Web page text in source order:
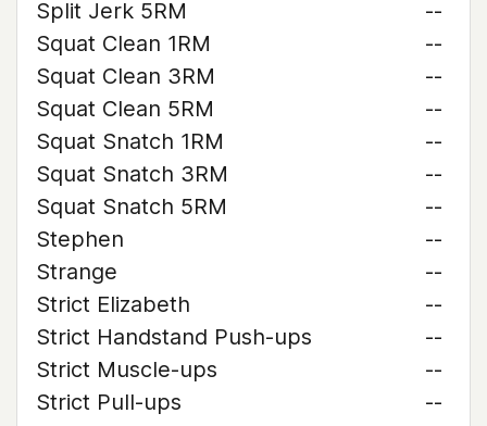
Split Jerk 5RM
--
Squat Clean 1RM
--
Squat Clean 3RM
--
Squat Clean 5RM
--
Squat Snatch 1RM
--
Squat Snatch 3RM
--
Squat Snatch 5RM
--
Stephen
--
Strange
--
Strict Elizabeth
--
Strict Handstand Push-ups
--
Strict Muscle-ups
--
Strict Pull-ups
--